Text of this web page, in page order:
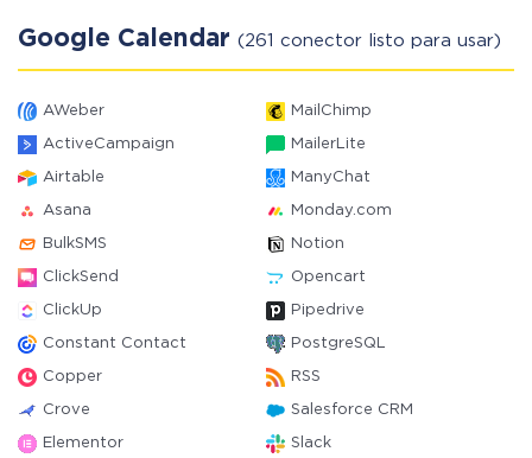
Google Calendar (261 conector listo para usar)
AWeber MailChimp
ActiveCampaign MailerLite
Airtable ManyChat
Asana Monday.com
BulkSMS Notion
ClickSend Opencart
ClickUp Pipedrive
Constant Contact PostgreSQL
Copper RSS
Crove Salesforce CRM
Elementor Slack